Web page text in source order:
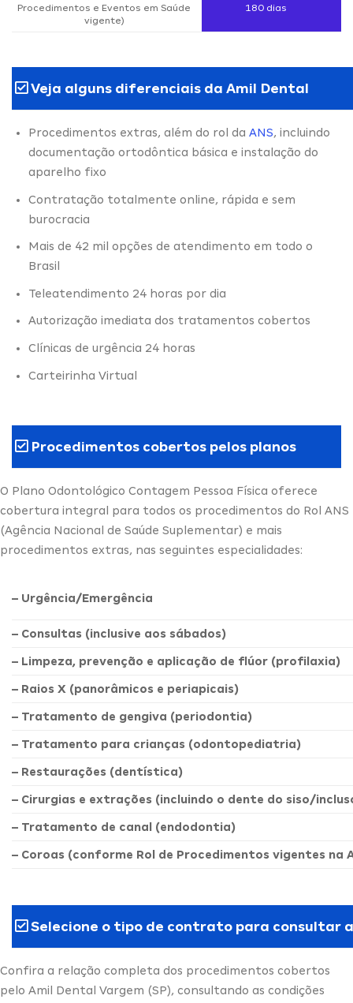
Procedimentos e Eventos em Saúde
vigente)
180 dias
Veja alguns diferenciais da Amil Dental
Procedimentos extras, além do rol da ANS, incluindo
documentação ortodôntica básica e instalação do
aparelho fixo
Contratação totalmente online, rápida e sem
burocracia
Mais de 42 mil opções de atendimento em todo o
Brasil
Teleatendimento 24 horas por dia
Autorização imediata dos tratamentos cobertos
Clínicas de urgência 24 horas
Carteirinha Virtual
Procedimentos cobertos pelos planos
O Plano Odontológico Contagem Pessoa Física oferece
cobertura integral para todos os procedimentos do Rol ANS
(Agência Nacional de Saúde Suplementar) e mais
procedimentos extras, nas seguintes especialidades:
– Urgência/Emergência
– Consultas (inclusive aos sábados)
– Limpeza, prevenção e aplicação de flúor (profilaxia)
– Raios X (panorâmicos e periapicais)
– Tratamento de gengiva (periodontia)
– Tratamento para crianças (odontopediatria)
– Restaurações (dentística)
– Cirurgias e extrações (incluindo o dente do siso/
– Tratamento de canal (endodontia)
– Coroas (conforme Rol de Procedimentos vigentes na
Selecione o tipo de contrato para consultar
Confira a relação completa dos procedimentos cobertos
pelo Amil Dental Vargem (SP), consultando as condições